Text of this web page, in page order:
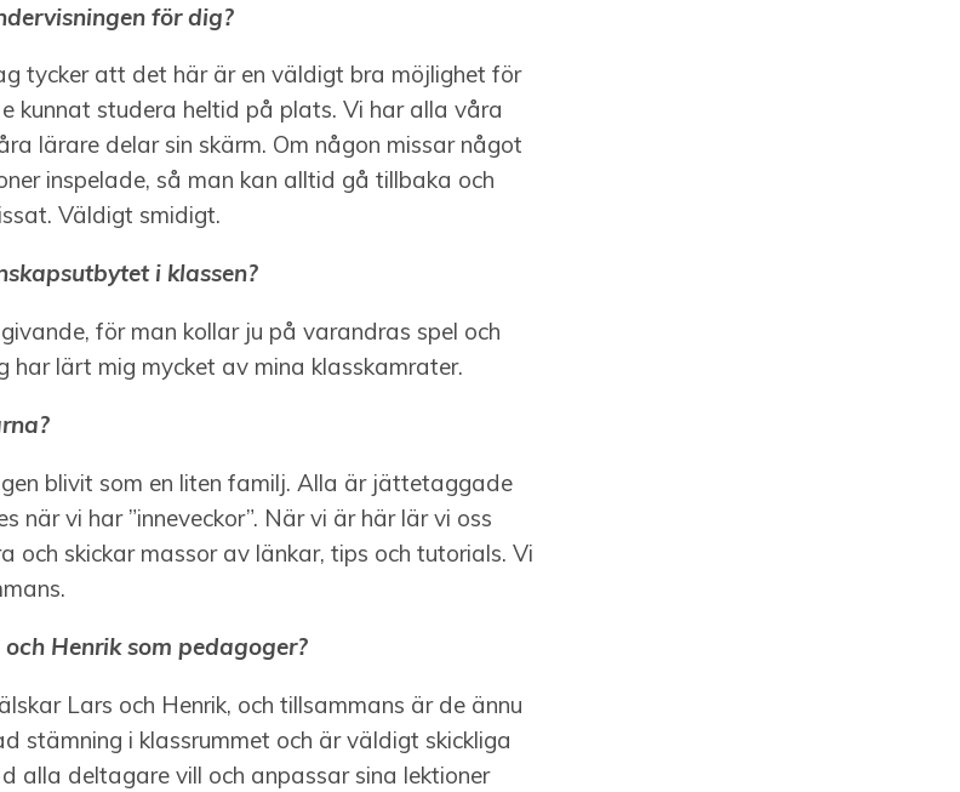
för dig?
tycker att det här är en väldigt bra möjlighet för
kunnat studera heltid på plats. Vi har alla våra
lärare delar sin skärm. Om någon missar något
inspelade, så man kan alltid gå tillbaka och
Väldigt smidigt.
i klassen?
för man kollar ju på varandras spel och
har lärt mig mycket av mina klasskamrater.
blivit som en liten familj. Alla är jättetaggade
när vi har ”inneveckor”. När vi är här lär vi oss
och skickar massor av länkar, tips och tutorials. Vi
Henrik som pedagoger?
Lars och Henrik, och tillsammans är de ännu
stämning i klassrummet och är väldigt skickliga
alla deltagare vill och anpassar sina lektioner